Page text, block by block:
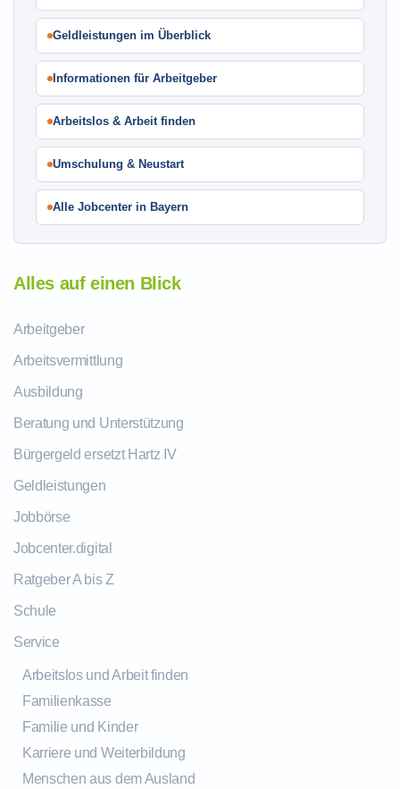
Geldleistungen im Überblick
Informationen für Arbeitgeber
Arbeitslos & Arbeit finden
Umschulung & Neustart
Alle Jobcenter in Bayern
Alles auf einen Blick
Arbeitgeber
Arbeitsvermittlung
Ausbildung
Beratung und Unterstützung
Bürgergeld ersetzt Hartz IV
Geldleistungen
Jobbörse
Jobcenter.digital
Ratgeber A bis Z
Schule
Service
Arbeitslos und Arbeit finden
Familienkasse
Familie und Kinder
Karriere und Weiterbildung
Menschen aus dem Ausland